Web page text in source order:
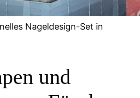
Nageldesign-Set in
und